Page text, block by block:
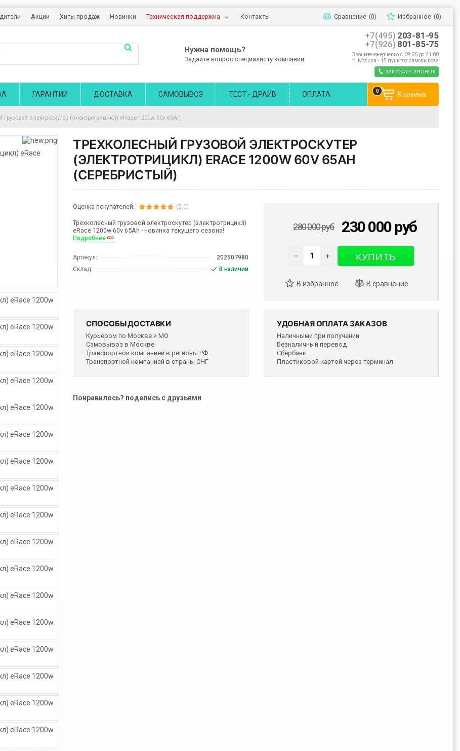
Акции Хиты продаж Новинки Техническая поддержка Контакты Сравнение (0) Избранное (0)
Нужна помощь?
Задайте вопрос специалисту компании
+7(495) 203-81-95
+7(926) 801-85-75
Звоните ежедневно с 09:00 до 21:00
г. Москва - 15 пунктов самовывоза
ЗАКАЗАТЬ ЗВОНОК
ГАРАНТИИ ДОСТАВКА САМОВЫВОЗ ТЕСТ - ДРАЙВ ОПЛАТА Корзина
0
грузовой электроскутер (электротрицикл) eRace 1200w 60v 65Ah
ТРЕХКОЛЕСНЫЙ ГРУЗОВОЙ ЭЛЕКТРОСКУТЕР
(ЭЛЕКТРОТРИЦИКЛ) ERACE 1200W 60V 65AH
(СЕРЕБРИСТЫЙ)
Оценка покупателей: (5.0)
Трехколесный грузовой электроскутер (электротрицикл)
eRace 1200w 60v 65Ah - новинка текущего сезона!
Подробнее
Артикул:
202507980
Склад:
В наличии
280 000руб 230 000 руб
− + КУПИТЬ
СПОСОБЫ ДОСТАВКИ
Курьером по Москве и МО
Самовывоз в Москве
Транспортной компанией в регионы РФ
Транспортной компанией в страны СНГ
УДОБНАЯ ОПЛАТА ЗАКАЗОВ
Наличными при получении
Безналичный перевод
Сбербанк
Пластиковой картой через терминал
Понравилось? поделись с друзьями